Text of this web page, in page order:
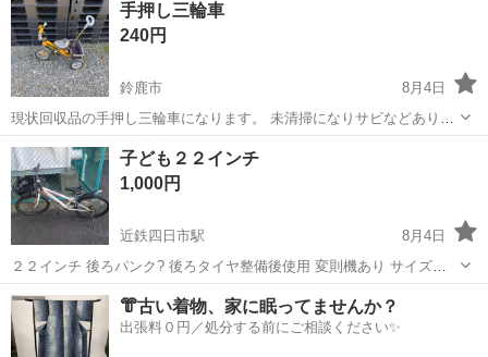
手押し三輪車
240円
鈴鹿市
8月4日
現状回収品の手押し三輪車になります。 未清掃になりサビなどありま
す。
三重 鈴鹿市 三輪車 現状
子ども２２インチ
1,000円
近鉄四日市駅
8月4日
２２インチ 後ろパンク? 後ろタイヤ整備後使用 変則機あり サイズア
ウト品 鉄くず目的の方お断り 整備して使ってくれる方募集
三重 四日市市 近鉄四日市駅 自転車
👘古い着物、家に眠ってませんか？
出張料０円／処分する前にご相談ください✨